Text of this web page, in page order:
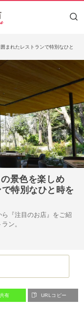
まれたレストランで特別なひと
景色を楽しめ
特別なひと時を
ら『注目のお店』をご紹
ン。
有 URLコピー